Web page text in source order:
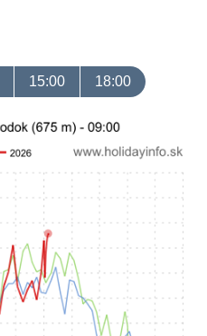
15:00 18:00